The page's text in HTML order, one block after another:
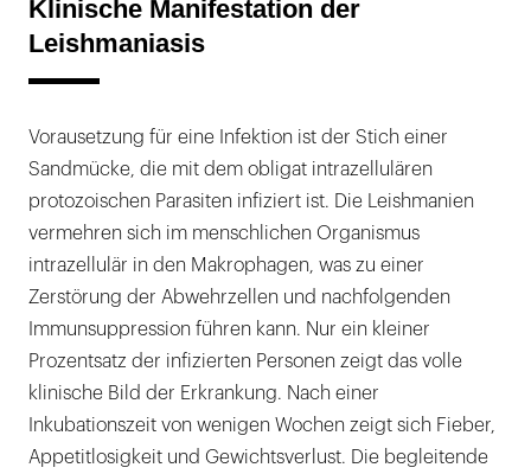
Klinische Manifestation der
Leishmaniasis
Vorausetzung für eine Infektion ist der Stich einer
Sandmücke, die mit dem obligat intrazellulären
protozoischen Parasiten infiziert ist. Die Leishmanien
vermehren sich im menschlichen Organismus
intrazellulär in den Makrophagen, was zu einer
Zerstörung der Abwehrzellen und nachfolgenden
Immunsuppression führen kann. Nur ein kleiner
Prozentsatz der infizierten Personen zeigt das volle
klinische Bild der Erkrankung. Nach einer
Inkubationszeit von wenigen Wochen zeigt sich Fieber,
Appetitlosigkeit und Gewichtsverlust. Die begleitende